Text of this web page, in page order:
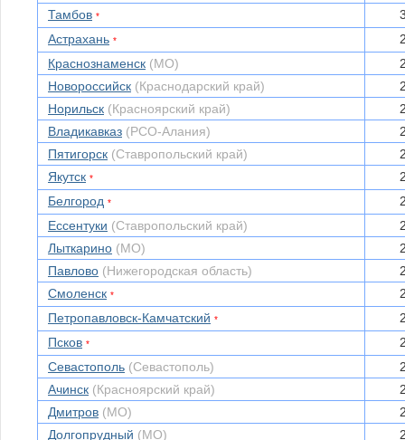
Тамбов *
Астрахань *
Краснознаменск (МО)
Новороссийск (Краснодарский край)
Норильск (Красноярский край)
Владикавказ (РСО-Алания)
Пятигорск (Ставропольский край)
Якутск *
Белгород *
Ессентуки (Ставропольский край)
Лыткарино (МО)
Павлово (Нижегородская область)
Смоленск *
Петропавловск-Камчатский *
Псков *
Севастополь (Севастополь)
Ачинск (Красноярский край)
Дмитров (МО)
Долгопрудный (МО)